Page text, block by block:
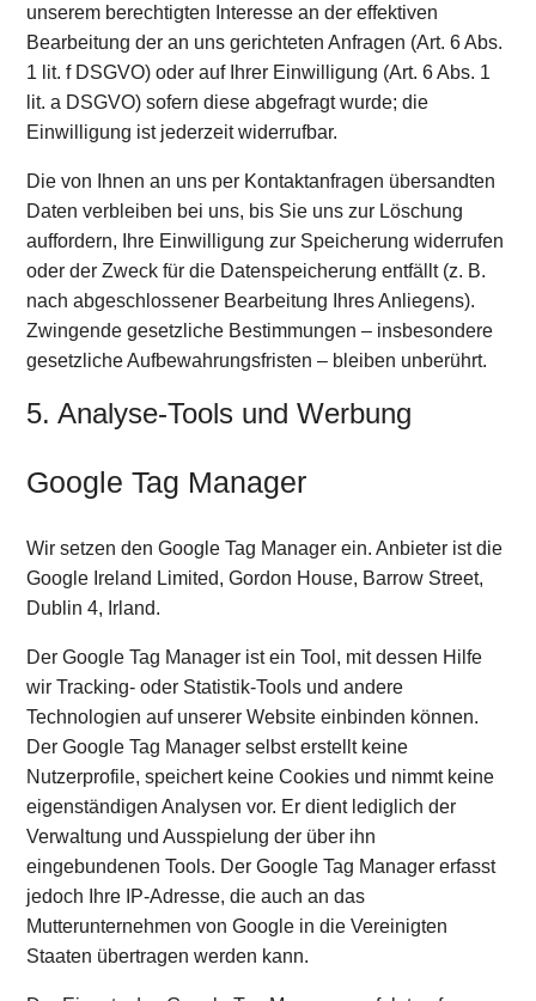
unserem berechtigten Interesse an der effektiven
Bearbeitung der an uns gerichteten Anfragen (Art. 6 Abs.
1 lit. f DSGVO) oder auf Ihrer Einwilligung (Art. 6 Abs. 1
lit. a DSGVO) sofern diese abgefragt wurde; die
Einwilligung ist jederzeit widerrufbar.
Die von Ihnen an uns per Kontaktanfragen übersandten
Daten verbleiben bei uns, bis Sie uns zur Löschung
auffordern, Ihre Einwilligung zur Speicherung widerrufen
oder der Zweck für die Datenspeicherung entfällt (z. B.
nach abgeschlossener Bearbeitung Ihres Anliegens).
Zwingende gesetzliche Bestimmungen – insbesondere
gesetzliche Aufbewahrungsfristen – bleiben unberührt.
5. Analyse-Tools und Werbung
Google Tag Manager
Wir setzen den Google Tag Manager ein. Anbieter ist die
Google Ireland Limited, Gordon House, Barrow Street,
Dublin 4, Irland.
Der Google Tag Manager ist ein Tool, mit dessen Hilfe
wir Tracking- oder Statistik-Tools und andere
Technologien auf unserer Website einbinden können.
Der Google Tag Manager selbst erstellt keine
Nutzerprofile, speichert keine Cookies und nimmt keine
eigenständigen Analysen vor. Er dient lediglich der
Verwaltung und Ausspielung der über ihn
eingebundenen Tools. Der Google Tag Manager erfasst
jedoch Ihre IP-Adresse, die auch an das
Mutterunternehmen von Google in die Vereinigten
Staaten übertragen werden kann.